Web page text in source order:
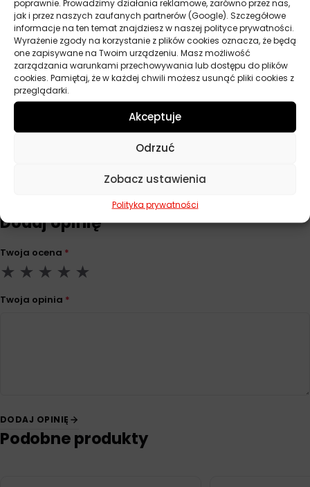
poprawnie. Prowadzimy działania reklamowe, zarówno przez nas,
jak i przez naszych zaufanych partnerów (Google). Szczegółowe
informacje na ten temat znajdziesz w naszej polityce prywatności.
Wyrażenie zgody na korzystanie z plików cookies oznacza, że będą
one zapisywane na Twoim urządzeniu. Masz możliwość
zarządzania warunkami przechowywania lub dostępu do plików
cookies. Pamiętaj, że w każdej chwili możesz usunąć pliki cookies z
przeglądarki.
Akceptuje
Odrzuć
Zobacz ustawienia
Polityka prywatności
Norma
AGMA 9005 E02, DIN 51517 3 CLP, ISO
12925-1 CKC, ISO 12925-1 CKD, ISO
6743-6
Pojemność 20 l
ISO VG 220
Dodaj opinię
Twoja ocena *
Twoja opinia *
DODAJ OPINIĘ
Podobne produkty